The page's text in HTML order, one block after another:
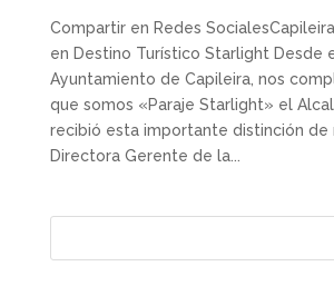
Compartir en Redes
en Destino Turístico Starlight Desde
Ayuntamiento de Capileira, nos
que somos «Paraje Starlight» el
recibió esta importante distinción de
Directora Gerente de la...